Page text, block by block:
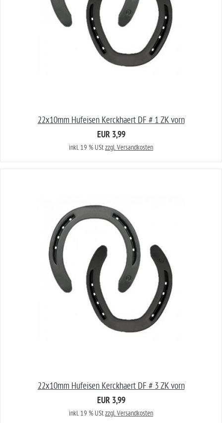
22x10mm Hufeisen Kerckhaert DF # 1 ZK vorn
EUR 3,99
inkl. 19 % UStzzgl. Versandkosten
22x10mm Hufeisen Kerckhaert DF # 3 ZK vorn
EUR 3,99
inkl. 19 % UStzzgl. Versandkosten